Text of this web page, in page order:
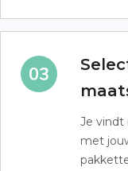
Je vindt
met